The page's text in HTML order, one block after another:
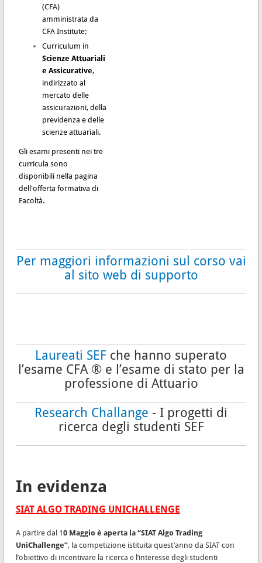
(CFA)
amministrata da
CFA Institute;
Curriculum in
Scienze Attuariali
e Assicurative,
indirizzato al
mercato delle
assicurazioni, della
previdenza e delle
scienze attuariali.
Gli esami presenti nei tre
curricula sono
disponibili nella pagina
dell'offerta formativa di
Facoltà.
Per maggiori informazioni sul corso vai
al sito web di supporto
Laureati SEF che hanno superato
l’esame CFA ® e l’esame di stato per la
professione di Attuario
Research Challange - I progetti di
ricerca degli studenti SEF
In evidenza
SIAT ALGO TRADING UNICHALLENGE
A partire dal 10 Maggio è aperta la “SIAT Algo Trading
UniChallenge”, la competizione istituita quest’anno da SIAT con
l’obiettivo di incentivare la ricerca e l’interesse degli studenti